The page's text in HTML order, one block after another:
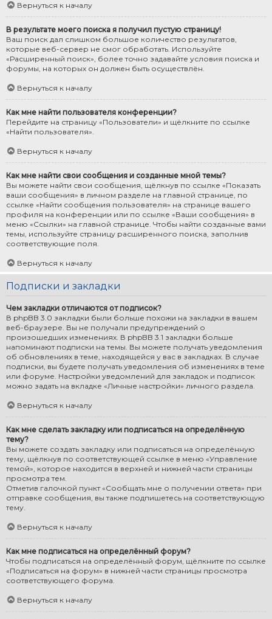
Вернуться к началу
В результате моего поиска я получил пустую страницу!
Ваш поиск дал слишком большое количество результатов,
которые веб-сервер не смог обработать. Используйте
«Расширенный поиск», более точно задавайте условия поиска и
форумы, на которых он должен быть осуществлён.
Вернуться к началу
Как мне найти пользователя конференции?
Перейдите на страницу «Пользователи» и щёлкните по ссылке
«Найти пользователя».
Вернуться к началу
Как мне найти свои сообщения и созданные мной темы?
Вы можете найти свои сообщения, щёлкнув по ссылке «Показать
ваши сообщения» в личном разделе на главной странице, по
ссылке «Найти сообщения пользователя» на странице вашего
профиля на конференции или по ссылке «Ваши сообщения» в
меню «Ссылки» на главной странице. Чтобы найти созданные вами
темы, используйте страницу расширенного поиска, заполнив
соответствующие поля.
Вернуться к началу
Подписки и закладки
Чем закладки отличаются от подписок?
В phpBB 3.0 закладки были больше похожи на закладки в вашем
веб-браузере. Вы не получали предупреждений о
произошедших изменениях. В phpBB 3.1 закладки больше
напоминают подписки на темы. Вы можете получать уведомления
об обновлениях в теме, находящейся у вас в закладках. В случае
подписки, вы будете получать уведомления об изменениях в теме
или форуме. Настройки уведомлений для закладок и подписок
можно задать на вкладке «Личные настройки» личного раздела.
Вернуться к началу
Как мне сделать закладку или подписаться на определённую
тему?
Вы можете создать закладку или подписаться на определённую
тему, щёлкнув по соответствующей ссылке в меню «Управление
темой», которое находится в верхней и нижней части страницы
просмотра тем.
Отметив галочкой пункт «Сообщать мне о получении ответа» при
отправке сообщения, вы также подпишетесь на соответствующую
тему.
Вернуться к началу
Как мне подписаться на определённый форум?
Чтобы подписаться на определённый форум, щёлкните по ссылке
«Подписаться на форум» в нижней части страницы просмотра
соответствующего форума.
Вернуться к началу